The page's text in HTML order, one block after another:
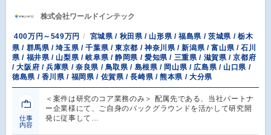
株式会社ワールドインテック
400万円～549万円
宮城県 / 秋田県 / 山形県 / 福島県 / 茨城県 / 栃木
県 / 群馬県 / 埼玉県 / 千葉県 / 東京都 / 神奈川県 / 新潟県 / 富山県 / 石川
県 / 福井県 / 山梨県 / 岐阜県 / 静岡県 / 愛知県 / 三重県 / 滋賀県 / 京都府
/ 大阪府 / 兵庫県 / 奈良県 / 鳥取県 / 島根県 / 岡山県 / 広島県 / 山口県 /
徳島県 / 香川県 / 福岡県 / 佐賀県 / 長崎県 / 熊本県 / 大分県
仕事
内容
＜案件は研究のコア業務のみ＞ 配属先である、当社パートナ
ー企業様にて、ご自身のバックグラウンドを活かして研究開
発に従事して…